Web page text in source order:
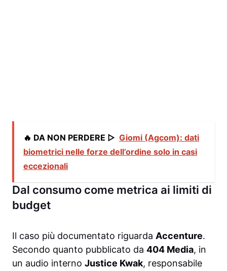
🔥 DA NON PERDERE ▷ Giomi (Agcom): dati
biometrici nelle forze dell’ordine solo in casi
eccezionali
Dal consumo come metrica ai limiti di
budget
Il caso più documentato riguarda Accenture.
Secondo quanto pubblicato da 404 Media, in
un audio interno Justice Kwak, responsabile